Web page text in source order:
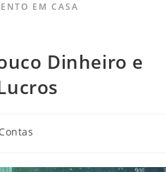
EM CASA
Dinheiro e
Contas